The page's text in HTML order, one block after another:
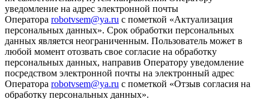
уведомление на адрес электронной почты
Оператора robotvsem@ya.ru с пометкой «Актуализация
персональных данных». Срок обработки персональных
данных является неограниченным. Пользователь может в
любой момент отозвать свое согласие на обработку
персональных данных, направив Оператору уведомление
посредством электронной почты на электронный адрес
Оператора robotvsem@ya.ru с пометкой «Отзыв согласия на
обработку персональных данных».